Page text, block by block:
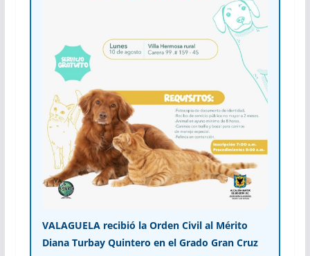
VALAGUELA recibió la Orden Civil al Mérito
Diana Turbay Quintero en el Grado Gran Cruz